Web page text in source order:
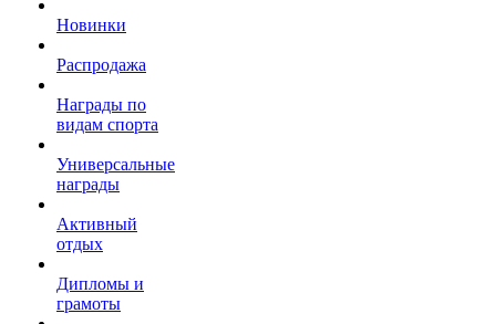
Новинки
Распродажа
Награды по
видам спорта
Универсальные
награды
Активный
отдых
Дипломы и
грамоты